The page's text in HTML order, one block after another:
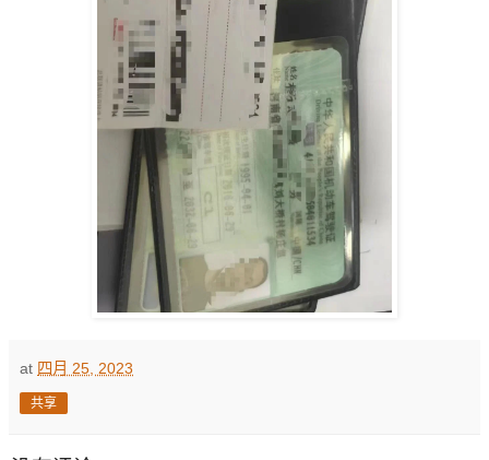
at 四月 25, 2023
共享